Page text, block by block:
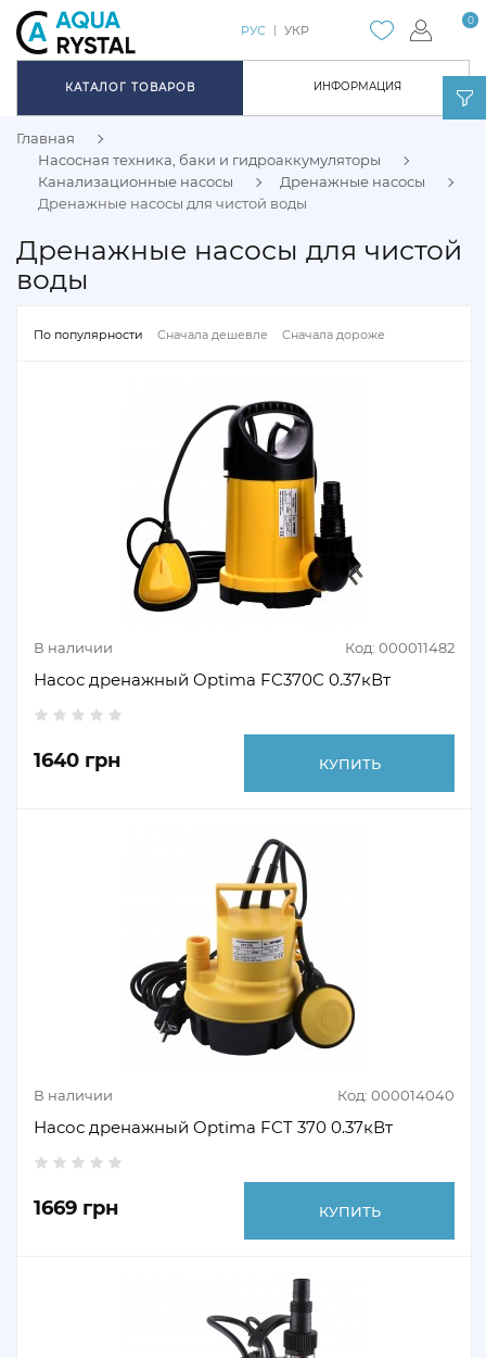
ИНФОРМАЦИЯ
0
РУС УКР
КАТАЛОГ ТОВАРОВ
Главная
Насосная техника, баки и гидроаккумуляторы
Канализационные насосы
Дренажные насосы
Дренажные насосы для чистой воды
Дренажные насосы для чистой
воды
По популярности Сначала дешевле Сначала дороже
В наличии Код: 000011482
Насос дренажный Optima FC370C 0.37кВт
1640 грн КУПИТЬ
В наличии Код: 000014040
Насос дренажный Optima FCT 370 0.37кВт
1669 грн КУПИТЬ